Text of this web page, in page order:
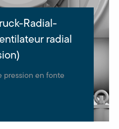
Radial-
radial
pression en fonte